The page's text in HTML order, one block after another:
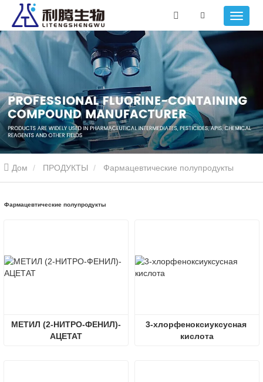
Дом ПРОДУКТЫ Фармацевтические полупродукты
Фармацевтические полупродукты
МЕТИЛ (2-НИТРО-ФЕНИЛ)-
АЦЕТАТ
3-хлорфеноксиуксусная
кислота